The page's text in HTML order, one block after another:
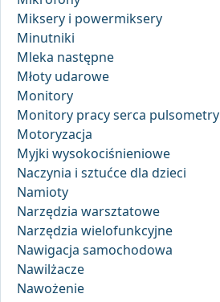
Miksery i powermiksery
Minutniki
Mleka następne
Młoty udarowe
Monitory
Monitory pracy serca pulsometry
Motoryzacja
Myjki wysokociśnieniowe
Naczynia i sztućce dla dzieci
Namioty
Narzędzia warsztatowe
Narzędzia wielofunkcyjne
Nawigacja samochodowa
Nawilżacze
Nawożenie